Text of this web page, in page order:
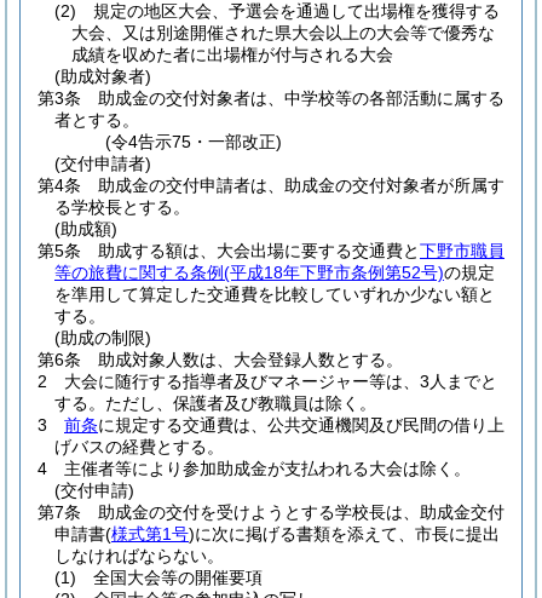
(2)
規定の地区大会、予選会を通過して出場権を獲得する
大会、又は別途開催された県大会以上の大会等で優秀な
成績を収めた者に出場権が付与される大会
(助成対象者)
第3条
助成金の交付対象者は、中学校等の各部活動に属する
者とする。
(令4告示75・一部改正)
(交付申請者)
第4条
助成金の交付申請者は、助成金の交付対象者が所属す
る学校長とする。
(助成額)
第5条
助成する額は、大会出場に要する交通費と下野市職員
等の旅費に関する条例(平成18年下野市条例第52号)の規定
を準用して算定した交通費を比較していずれか少ない額と
する。
(助成の制限)
第6条
助成対象人数は、大会登録人数とする。
2
大会に随行する指導者及びマネージャー等は、3人までと
する。 ただし、保護者及び教職員は除く。
3
前条に規定する交通費は、公共交通機関及び民間の借り上
げバスの経費とする。
4
主催者等により参加助成金が支払われる大会は除く。
(交付申請)
第7条
助成金の交付を受けようとする学校長は、助成金交付
申請書(様式第1号)に次に掲げる書類を添えて、市長に提出
しなければならない。
(1)
全国大会等の開催要項